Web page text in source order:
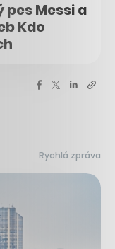
Messi a
Kdo
Rychlá zpráva